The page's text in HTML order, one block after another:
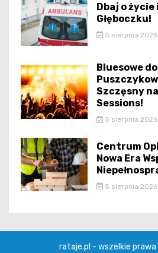
Dbaj o
Głęboczku!
5 sierpnia 2026
Bluesowe
Szczęsny
Sessions!
5 sierpnia 2026
Centrum
Nowa Era
5 sierpnia 2026
rataje.pl - wszelkie